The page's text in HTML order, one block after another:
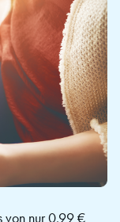
von nur 0,99 €